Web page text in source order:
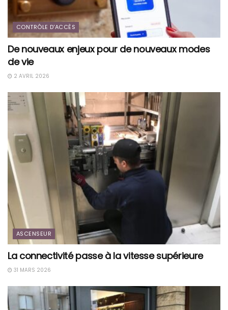
CONTRÔLE D'ACCÈS
De nouveaux enjeux pour de nouveaux modes
de vie
2 AVRIL 2026
ASCENSEUR
La connectivité passe à la vitesse supérieure
31 MARS 2026